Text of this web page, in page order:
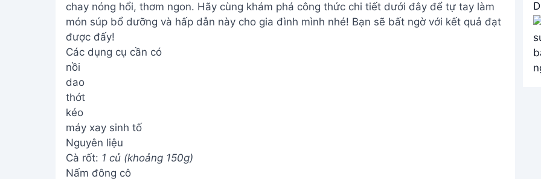
chay nóng hổi, thơm ngon. Hãy cùng khám phá công thức chi tiết dưới đây để tự tay làm
món súp bổ dưỡng và hấp dẫn này cho gia đình mình nhé! Bạn sẽ bất ngờ với kết quả đạt
được đấy!
Các dụng cụ cần có
nồi
dao
thớt
kéo
máy xay sinh tố
Nguyên liệu
Cà rốt: 1 củ (khoảng 150g)
Nấm đông cô